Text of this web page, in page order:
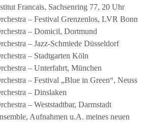
Francais, Sachsenring 77, 20 Uhr
– Festival Grenzenlos, LVR Bonn
– Domicil, Dortmund
– Jazz-Schmiede Düsseldorf
– Stadtgarten Köln
– Unterfahrt, München
– Festival „Blue in Green“, Neuss
– Dinslaken
– Weststadtbar, Darmstadt
Aufnahmen u.A. meines neuen